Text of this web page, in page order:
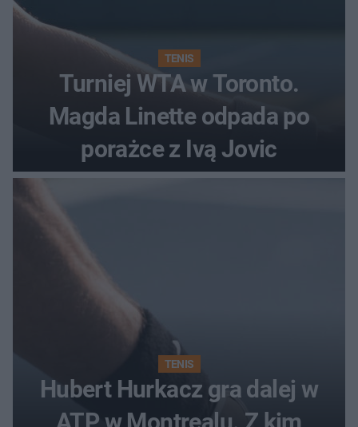
TENIS
Turniej WTA w Toronto.
Magda Linette odpada po
porażce z Ivą Jovic
TENIS
Hubert Hurkacz gra dalej w